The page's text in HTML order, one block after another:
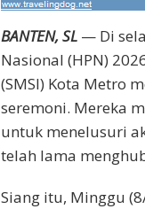
BANTEN, SL— Di
Nasional (HPN)
(SMSI) Kota Metro
seremoni. Mereka
untuk menelusuri
telah lama
Siang itu, Minggu